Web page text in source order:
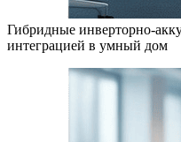
Гибридные инверторно-
интеграцией в умный дом